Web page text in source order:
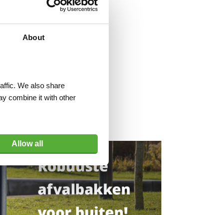
About
We also share
combine it with other
Allow all